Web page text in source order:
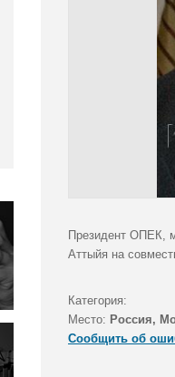
Президент ОПЕК,
Аттыйя на
Категория:
Место: Россия,
Сообщить об